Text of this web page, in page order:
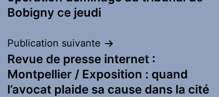
Bobigny ce jeudi
Publication suivante
Revue de presse internet :
Montpellier / Exposition : quand
l’avocat plaide sa cause dans la cité